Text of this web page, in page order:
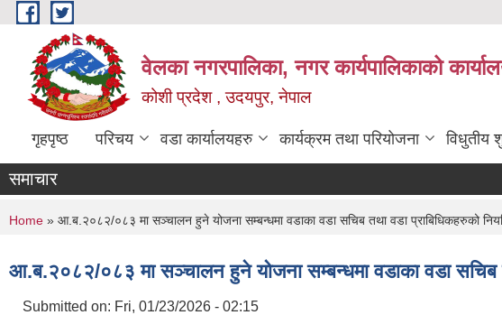
Skip to main content
वेलका नगरपालिका, नगर कार्यपालिकाको
कोशी प्रदेश , उदयपुर, नेपाल
गृहपृष्ठ परिचय वडा कार्यालयहरु कार्यक्रम तथा परियोजना विधुतीय
समाचार
You are here
Home » आ.ब.२०८२/०८३ मा सञ्चालन हुने योजना सम्बन्धमा वडाका वडा सचिब तथा वडा प्राबिधिकहरुको
आ.ब.२०८२/०८३ मा सञ्चालन हुने योजना सम्बन्धमा वडाका वडा सचिब
Submitted on: Fri, 01/23/2026 - 02:15